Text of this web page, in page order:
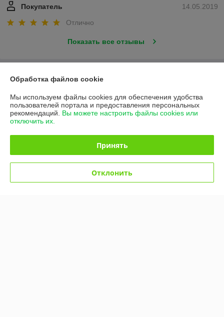
14.05.2019
Покупатель
Отлично
Показать все отзывы
О нас
Контакты
Доставка и оплата
Обработка файлов cookie
Мы используем файлы cookies для обеспечения удобства
пользователей портала и предоставления персональных
рекомендаций. Вы можете настроить файлы cookies или
отключить их.
Принять
Отклонить